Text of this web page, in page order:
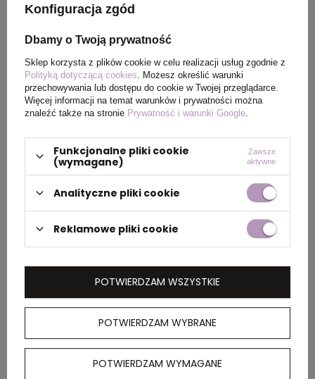
Wymiary
produktu
Waga
produktu (g)
119
PAKOWANIE
Wymiary
kartonu
zewnętrznego
56 x 36 x 23 cm
Waga
zewnętrznego
6
Konfiguracja zgód
Dbamy o Twoją prywatność
Sklep korzysta z plików cookie w celu realizacji usług zgodnie z
Polityką dotyczącą cookies . Możesz określić warunki
przechowywania lub dostępu do cookie w Twojej przeglądarce.
Więcej informacji na temat warunków i prywatności można
znaleźć także na stronie Prywatność i warunki Google
Funkcjonalne pliki cookie
(wymagane)
Zawsze
aktywne
Analityczne pliki cookie
Reklamowe pliki cookie
POTWIERDZAM WYBRANE
POTWIERDZAM WYMAGANE
POTWIERDZAM WSZYSTKIE